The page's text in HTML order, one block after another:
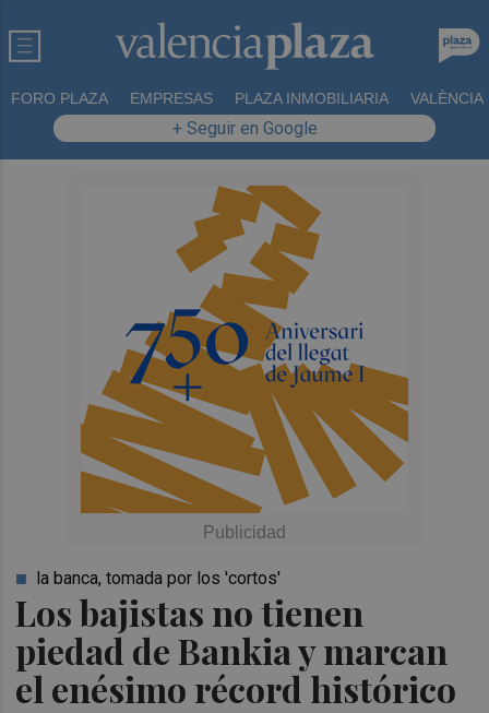
FORO PLAZA EMPRESAS PLAZA INMOBILIARIA VALÈNCIA
+ Seguir en Google
Los bajistas no tienen
piedad de Bankia y marcan
el enésimo récord histórico
la banca, tomada por los 'cortos'